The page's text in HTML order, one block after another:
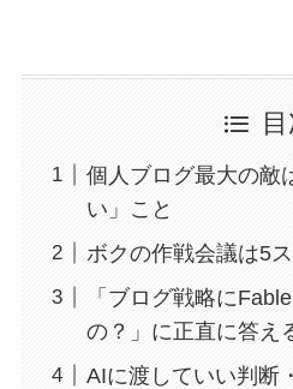
個人ブログ最大の敵
い」こと
ボクの作戦会議は5
「ブログ戦略に
の？」に正直に答え
AIに渡していい判断